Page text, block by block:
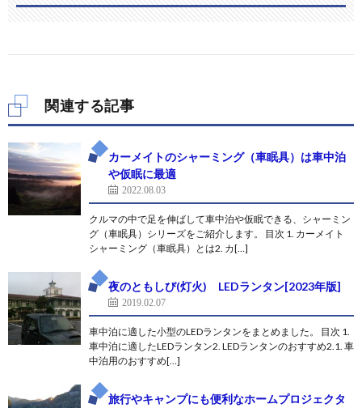
関連する記事
カーメイトのシャーミング（車眠具）は車中泊
や仮眠に最適
2022.08.03
クルマの中で足を伸ばして車中泊や仮眠できる、シャーミン
グ（車眠具）シリーズをご紹介します。 目次 1. カーメイト
シャーミング（車眠具）とは2. カ[…]
夜のともしび(灯火) LEDランタン[2023年版]
2019.02.07
車中泊に適した小型のLEDランタンをまとめました。 目次 1.
車中泊に適したLEDランタン2. LEDランタンのおすすめ2.1. 車
中泊用のおすすめ[…]
旅行やキャンプにも便利なホームプロジェクタ